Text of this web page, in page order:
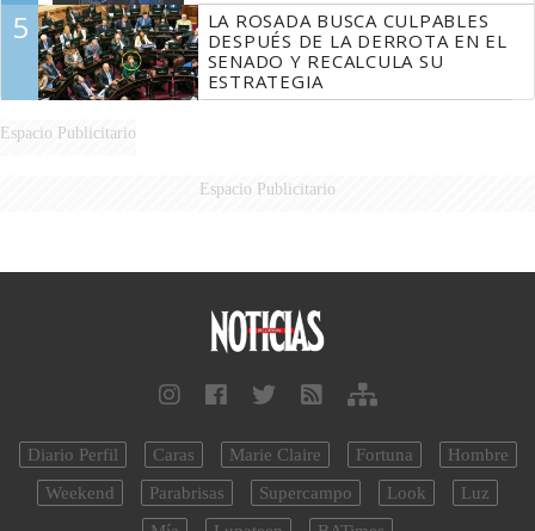
5
LA ROSADA BUSCA CULPABLES
DESPUÉS DE LA DERROTA EN EL
SENADO Y RECALCULA SU
ESTRATEGIA
Espacio Publicitario
Espacio Publicitario
Diario Perfil Caras Marie Claire Fortuna
Hombre
Weekend
Parabrisas Supercampo Look
Luz